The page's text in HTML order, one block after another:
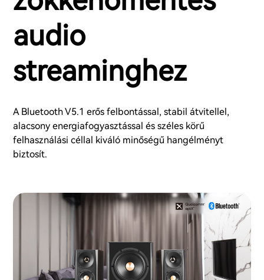
audio
streaminghez
A Bluetooth V5.1 erős felbontással, stabil átvitellel,
alacsony energiafogyasztással és széles körű
felhasználási céllal kiváló minőségű hangélményt
biztosít.